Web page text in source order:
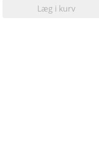
Læg i kurv